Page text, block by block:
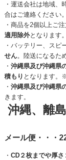
・運送会社は地域、
合はご連絡ください。
・商品を2個以上ご
適用除外となります。
・バッテリー、スピ
せん。陸送になるた
・ 沖縄県及び沖縄県
積もり となります。
・ 沖縄県及び沖縄県
きます。
沖縄、離
メール便・・・
・ CD２枚までや厚